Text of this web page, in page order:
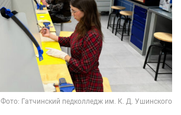
Фото: Гатчинский педколледж им. К. Д. Ушинского